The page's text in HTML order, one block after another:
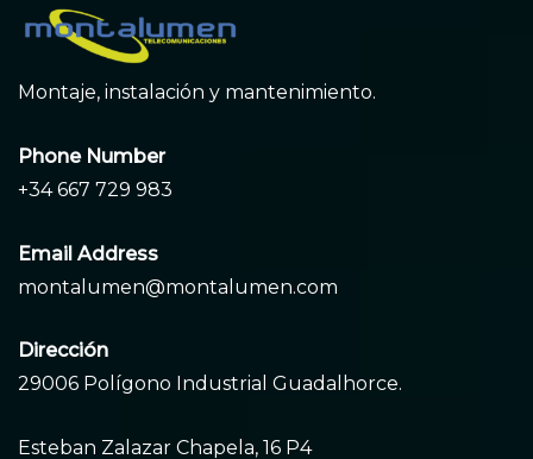
Montaje, instalación y mantenimiento.
Phone Number
+34 667 729 983
Email Address
montalumen@montalumen.com
Dirección
29006 Polígono Industrial Guadalhorce.
Esteban Zalazar Chapela, 16 P4